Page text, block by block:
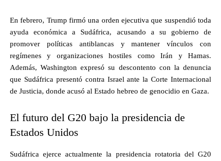
En febrero, Trump firmó una orden ejecutiva que suspendió toda
ayuda económica a Sudáfrica, acusando a su gobierno de
promover políticas antiblancas y mantener vínculos con
regímenes y organizaciones hostiles como Irán y Hamas.
Además, Washington expresó su descontento con la denuncia
que Sudáfrica presentó contra Israel ante la Corte Internacional
de Justicia, donde acusó al Estado hebreo de genocidio en Gaza.
El futuro del G20 bajo la presidencia de
Estados Unidos
Sudáfrica ejerce actualmente la presidencia rotatoria del G20